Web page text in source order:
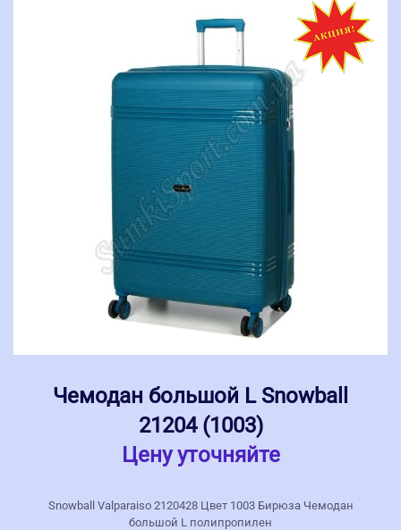
Чемодан большой L Snowball
21204 (1003)
Цену уточняйте
Snowball Valparaiso 2120428 Цвет 1003 Бирюза Чемодан
большой L полипропилен